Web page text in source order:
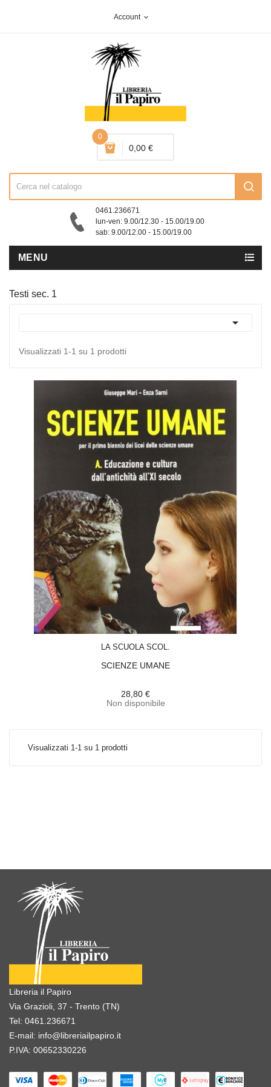
Account expand_more
0
0,00 €
0461.236671
lun-ven: 9.00/12.30 - 15.00/19.00
sab: 9.00/12.00 - 15.00/19.00
MENU
Testi sec. 1

Visualizzati 1-1 su 1 prodotti
LA SCUOLA SCOL.
SCIENZE UMANE
28,80 €
Non disponibile
Visualizzati 1-1 su 1 prodotti
Libreria il Papiro
Via Grazioli, 37 - Trento (TN)
Tel: 0461.236671
E-mail: info@libreriailpapiro.it
P.IVA: 00652330226